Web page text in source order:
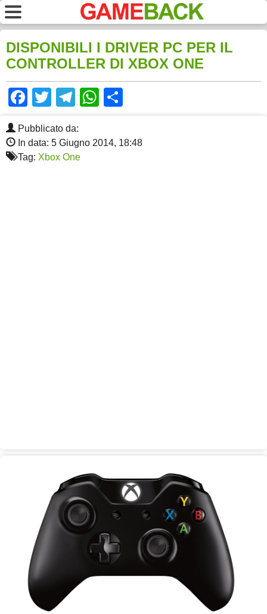
DISPONIBILI I DRIVER PC PER IL
CONTROLLER DI XBOX ONE
Facebook
TwitterTelegram
WhatsApp
Pubblicato da:
In data: 5 Giugno 2014, 18:48
Tag: Xbox One